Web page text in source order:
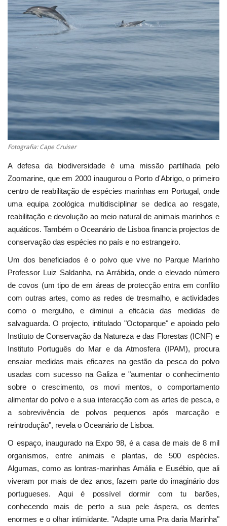
Estatuto Editorial
Ficha técnica
Cultura
Lazer
Ambiente
Fotografia: Cape Cruiser
A defesa da biodiversidade é uma missão partilhada pelo
Zoomarine, que em 2000 inaugurou o Porto d'Abrigo, o primeiro
centro de reabilitação de espécies marinhas em Portugal, onde
uma equipa zoológica multidisciplinar se dedica ao resgate,
reabilitação e devolução ao meio natural de animais marinhos e
aquáticos. Também o Oceanário de Lisboa financia projectos de
conservação das espécies no país e no estrangeiro.
Um dos beneficiados é o polvo que vive no Parque Marinho
Professor Luiz Saldanha, na Arrábida, onde o elevado número
de covos (um tipo de em áreas de protecção entra em conflito
com outras artes, como as redes de tresmalho, e actividades
como o mergulho, e diminui a eficácia das medidas de
salvaguarda. O projecto, intitulado "Octoparque" e apoiado pelo
Instituto de Conservação da Natureza e das Florestas (ICNF) e
Instituto Português do Mar e da Atmosfera (IPAM), procura
ensaiar medidas mais eficazes na gestão da pesca do polvo
usadas com sucesso na Galiza e "aumentar o conhecimento
sobre o crescimento, os movi­ mentos, o comportamento
alimentar do polvo e a sua interacção com as artes de pesca, e
a sobrevivência de polvos pequenos após marcação e
reintrodução", revela o Oceanário de Lisboa.
O espaço, inaugurado na Expo 98, é a casa de mais de 8 mil
organismos, entre animais e plantas, de 500 espécies.
Algumas, como as lontras-marinhas Amália e Eusébio, que ali
viveram por mais de dez anos, fazem parte do imaginário dos
portugueses. Aqui é possível dormir com tu­ barões,
conhecendo mais de perto a sua pele áspera, os dentes
enormes e o olhar intimidante. "Adapte uma Pra­ daria Marinha"